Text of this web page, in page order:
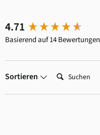
4.71
Basierend auf 14 Bewertungen
Sortieren Suchen:
New content loaded